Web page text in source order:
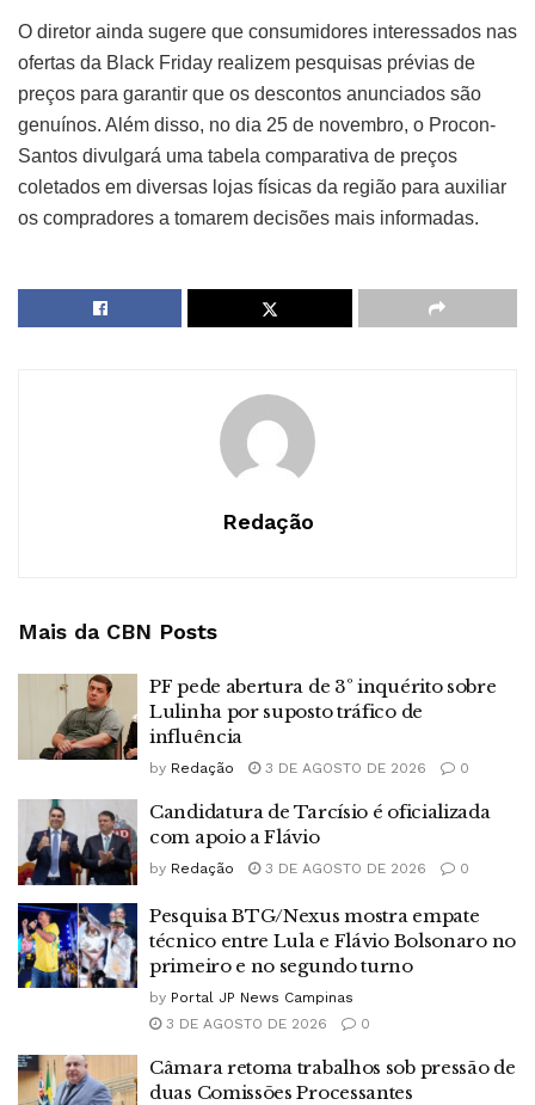
O diretor ainda sugere que consumidores interessados nas
ofertas da Black Friday realizem pesquisas prévias de
preços para garantir que os descontos anunciados são
genuínos. Além disso, no dia 25 de novembro, o Procon-
Santos divulgará uma tabela comparativa de preços
coletados em diversas lojas físicas da região para auxiliar
os compradores a tomarem decisões mais informadas.
Redação
Mais da CBN Posts
PF pede abertura de 3º inquérito sobre
Lulinha por suposto tráfico de
influência
by Redação 3 DE AGOSTO DE 2026 0
Candidatura de Tarcísio é oficializada
com apoio a Flávio
by Redação 3 DE AGOSTO DE 2026 0
Pesquisa BTG/Nexus mostra empate
técnico entre Lula e Flávio Bolsonaro no
primeiro e no segundo turno
by Portal JP News Campinas
3 DE AGOSTO DE 2026
0
Câmara retoma trabalhos sob pressão de
duas Comissões Processantes